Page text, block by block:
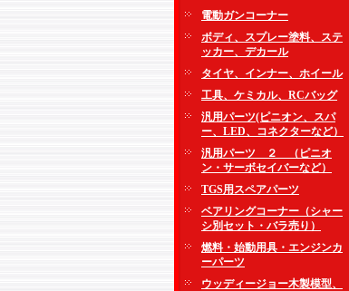
電動ガンコーナー
ボディ、スプレー塗料、ステ
ッカー、デカール
タイヤ、インナー、ホイール
工具、ケミカル、RCバッグ
汎用パーツ(ピニオン、スパ
ー、LED、コネクターなど）
汎用パーツ ２ （ピニオ
ン・サーボセイバーなど）
TGS用スペアパーツ
ベアリングコーナー（シャー
シ別セット・バラ売り）
燃料・始動用具・エンジンカ
ーパーツ
ウッディージョー木製模型、